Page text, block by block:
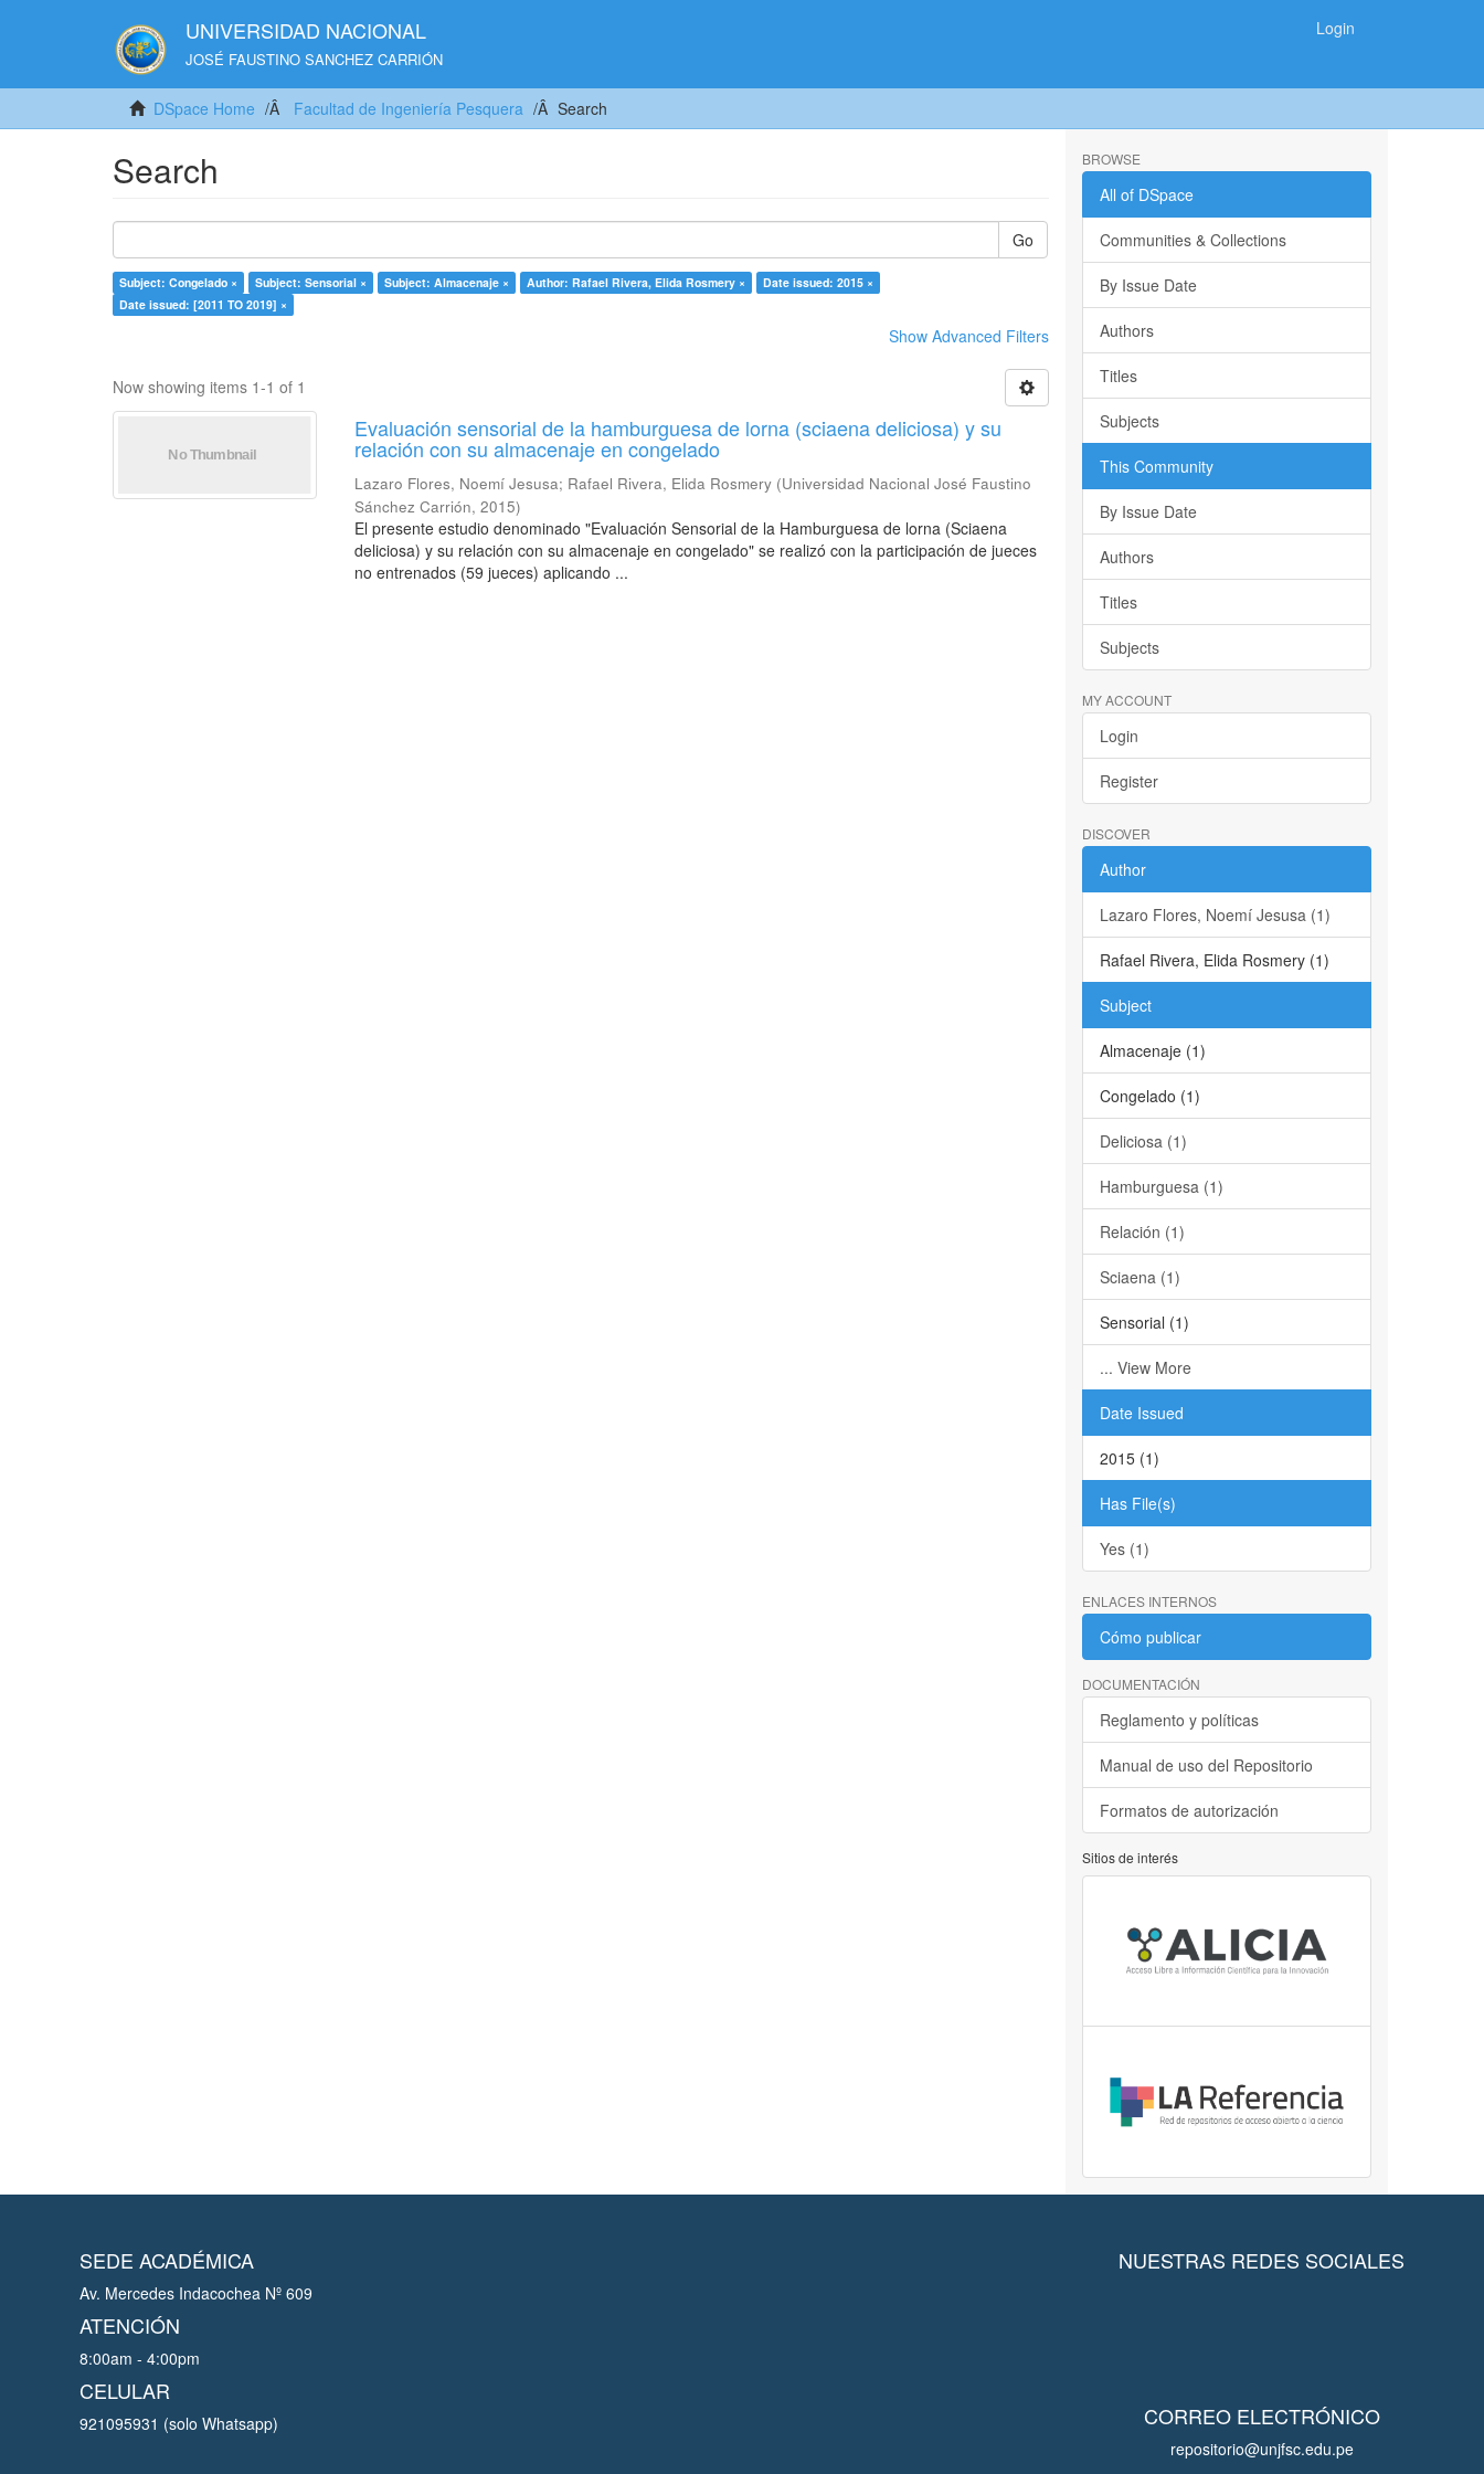
UNIVERSIDAD NACIONAL
JOSÉ FAUSTINO SANCHEZ CARRIÓN
Login
DSpace Home Facultad de Ingeniería Pesquera Search
Search
Go
Subject: Congelado × Subject: Sensorial × Subject: Almacenaje × Author: Rafael Rivera, Elida Rosmery ×
Date issued: 2015 ×
Date issued: [2011 TO 2019] ×
Show Advanced Filters
Now showing items 1-1 of 1
Evaluación sensorial de la hamburguesa de lorna (sciaena deliciosa) y su
relación con su almacenaje en congelado
Lazaro Flores, Noemí Jesusa; Rafael Rivera, Elida Rosmery (Universidad Nacional José Faustino
Sánchez Carrión,2015)
El presente estudio denominado "Evaluación Sensorial de la Hamburguesa de lorna (Sciaena
deliciosa) y su relación con su almacenaje en congelado" se realizó con la participación de jueces
no entrenados (59 jueces) aplicando ...
BROWSE
All of DSpace
Communities & Collections
By Issue Date
Authors
Titles
Subjects
This Community
By Issue Date
Authors
Titles
Subjects
MY ACCOUNT
Login
Register
DISCOVER
Author
Lazaro Flores, Noemí Jesusa (1)
Rafael Rivera, Elida Rosmery (1)
Subject
Almacenaje (1)
Congelado (1)
Deliciosa (1)
Hamburguesa (1)
Relación (1)
Sciaena (1)
Sensorial (1)
... View More
Date Issued
2015 (1)
Has File(s)
Yes (1)
ENLACES INTERNOS
Cómo publicar
DOCUMENTACIÓN
Reglamento y políticas
Manual de uso del Repositorio
Formatos de autorización
Sitios de interés
SEDE ACADÉMICA
Av. Mercedes Indacochea Nº 609
ATENCIÓN
8:00am - 4:00pm
CELULAR
921095931 (solo Whatsapp)
NUESTRAS REDES SOCIALES
CORREO ELECTRÓNICO
repositorio@unjfsc.edu.pe